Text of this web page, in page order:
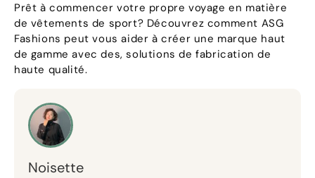
Prêt à commencer votre propre voyage en matière
de vêtements de sport? Découvrez comment ASG
Fashions peut vous aider à créer une marque haut
de gamme avec des, solutions de fabrication de
haute qualité.
Noisette